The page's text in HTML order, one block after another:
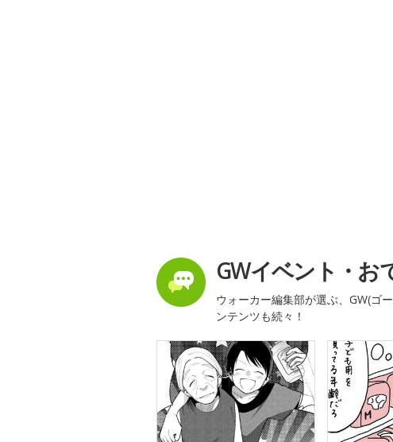
GWイベント・お
ウォーカー編集部が選ぶ、GW(ゴ
ンテンツも続々！